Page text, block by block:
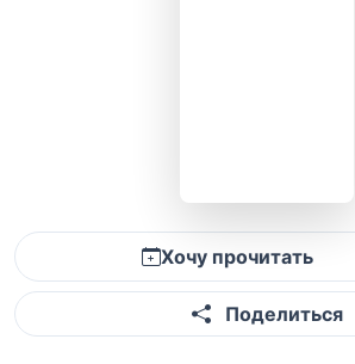
Хочу прочитать
Поделиться